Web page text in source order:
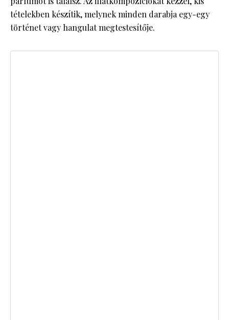
tételekben készítik, melynek minden darabja egy-egy
történet vagy hangulat megtestesítője.